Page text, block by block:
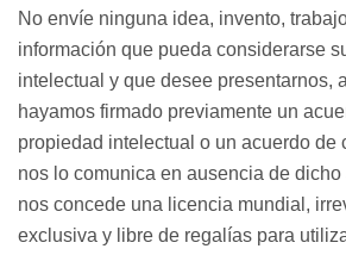
No envíe ninguna idea, invento,
información que pueda considerarse
intelectual y que desee presentarnos,
hayamos firmado previamente un
propiedad intelectual o un acuerdo de
nos lo comunica en ausencia de
nos concede una licencia mundial,
exclusiva y libre de regalías para